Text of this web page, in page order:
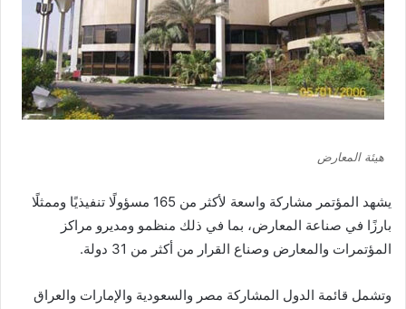
هيئة المعارض
يشهد المؤتمر مشاركة واسعة لأكثر من 165 مسؤولًا تنفيذيًا وممثلًا
بارزًا في صناعة المعارض، بما في ذلك منظمو ومديرو مراكز
المؤتمرات والمعارض وصناع القرار من أكثر من 31 دولة.
وتشمل قائمة الدول المشاركة مصر والسعودية والإمارات والعراق